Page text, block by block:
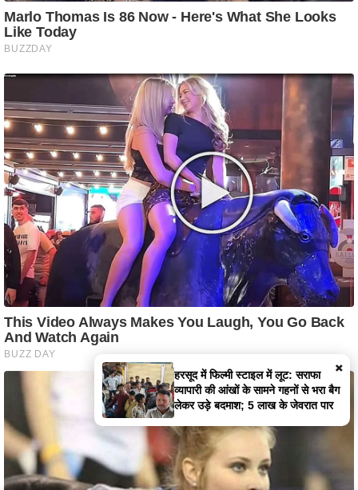
×
Laptop Price Hike: लैपटॉप खरीदना
होने वाला है बेहद महंगा; 35% तक बढ़
सकते हैं दाम, जानें क्या है असली वजह